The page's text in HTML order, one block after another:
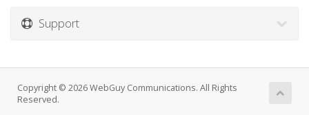
Support
Copyright © 2026 WebGuy Communications. All Rights
Reserved.